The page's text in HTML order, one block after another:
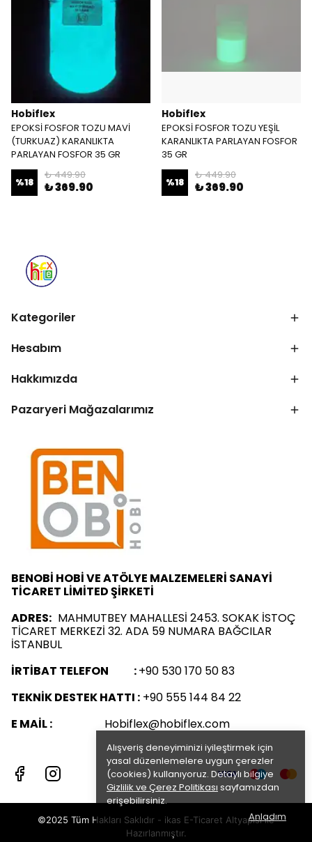
Alışveriş deneyiminizi iyileştirmek için
yasal düzenlemelere uygun çerezler
(cookies) kullanıyoruz. Detaylı bilgiye
Gizlilik ve Çerez Politikası sayfamızdan
erişebilirsiniz.
Anladım
Hobiflex
EPOKSİ FOSFOR TOZU MAVİ
(TURKUAZ) KARANLIKTA
PARLAYAN FOSFOR 35 GR
%18
₺ 449.90
₺ 369.90
Hobiflex
EPOKSİ FOSFOR TOZU YEŞİL
KARANLIKTA PARLAYAN FOSFOR
35 GR
%18
₺ 449.90
₺ 369.90
Kategoriler
Hesabım
Hakkımızda
Pazaryeri Mağazalarımız
BENOBİ HOBİ VE ATÖLYE MALZEMELERİ SANAYİ
TİCARET LİMİTED ŞİRKETİ
ADRES: MAHMUTBEY MAHALLESİ 2453. SOKAK İSTOÇ
TİCARET MERKEZİ 32. ADA 59 NUMARA BAĞCILAR
İSTANBUL
İRTİBAT TELEFON :+90 530 170 50 83
TEKNİK DESTEK HATTI : +90 555 144 84 22
E MAİL : Hobiflex@hobiflex.com
©2025 Tüm Hakları Saklıdır - ikas E-Ticaret Altyapısı ile
Hazırlanmıştır.